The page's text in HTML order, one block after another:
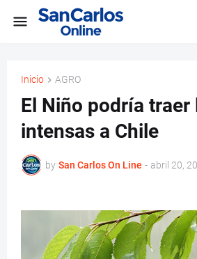
Inicio AGRO
El Niño podría traer
intensas a Chile
by San Carlos On Line - abril 20,